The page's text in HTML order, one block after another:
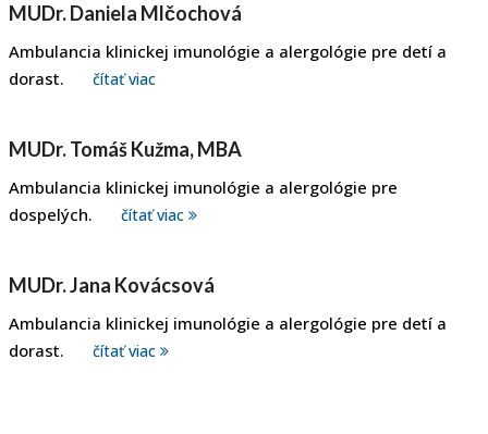
MUDr. Daniela Mlčochová
Ambulancia klinickej imunológie a alergológie pre detí a
dorast.
čítať viac
MUDr. Tomáš Kužma, MBA
Ambulancia klinickej imunológie a alergológie pre
dospelých.
čítať viac
MUDr. Jana Kovácsová
Ambulancia klinickej imunológie a alergológie pre detí a
dorast.
čítať viac